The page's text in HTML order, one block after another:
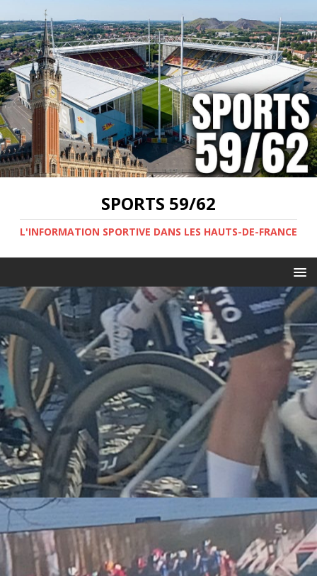
SPORTS 59/62
L'INFORMATION SPORTIVE DANS LES HAUTS-DE-FRANCE